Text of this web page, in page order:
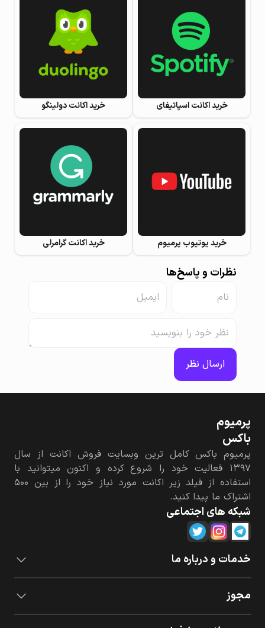
خرید اکانت اسپاتیفای خرید اکانت دولینگو
خرید یوتیوب پرمیوم خرید اکانت گرامرلی
نظرات و پاسخ‌ها
ارسال نظر
پرمیوم‌
باکس
پرمیوم باکس کامل ترین وبسایت فروش اکانت از سال
۱۳۹۷ فعالیت خود را شروع کرده و اکنون میتوانید با
استفاده از فیلد زیر اکانت مورد نیاز خود را از بین ۵۰۰
اشتراک ما پیدا کنید.
شبکه های اجتماعی
خدمات و درباره ما
مجوز